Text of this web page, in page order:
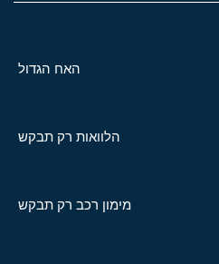
האח הגדול
הלוואות רק תבקש
מימון רכב רק תבקש